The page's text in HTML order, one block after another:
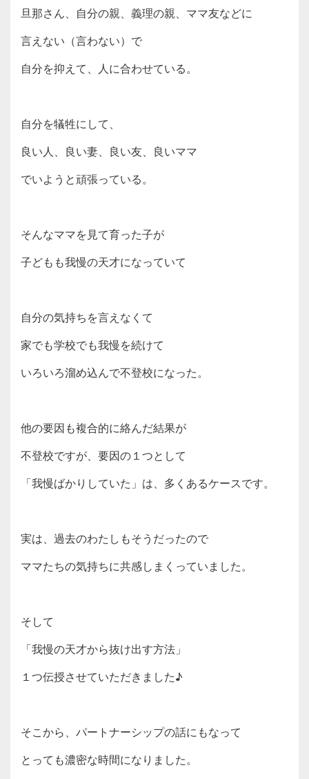
旦那さん、自分の親、義理の親、ママ友などに
言えない（言わない）で
自分を抑えて、人に合わせている。
自分を犠牲にして、
良い人、良い妻、良い友、良いママ
でいようと頑張っている。
そんなママを見て育った子が
子どもも我慢の天才になっていて
自分の気持ちを言えなくて
家でも学校でも我慢を続けて
いろいろ溜め込んで不登校になった。
他の要因も複合的に絡んだ結果が
不登校ですが、要因の１つとして
「我慢ばかりしていた」は、多くあるケースです。
実は、過去のわたしもそうだったので
ママたちの気持ちに共感しまくっていました。
そして
「我慢の天才から抜け出す方法」
１つ伝授させていただきました♪
そこから、パートナーシップの話にもなって
とっても濃密な時間になりました。